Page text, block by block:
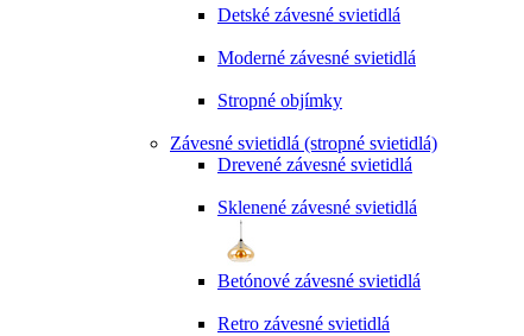
Detské závesné svietidlá
Moderné závesné svietidlá
Stropné objímky
Závesné svietidlá (stropné svietidlá)
Drevené závesné svietidlá
Sklenené závesné svietidlá
Betónové závesné svietidlá
Retro závesné svietidlá